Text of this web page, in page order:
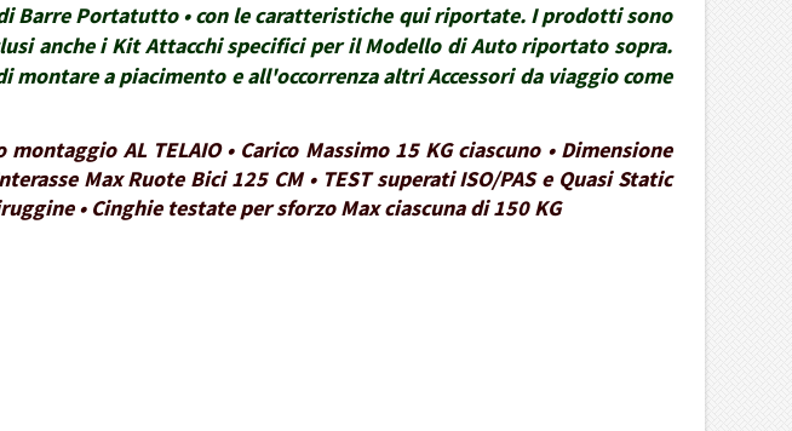
Barre Portatutto • con le caratteristiche qui riportate. I prodotti sono
anche i Kit Attacchi specifici per il Modello di Auto riportato sopra.
a piacimento e all'occorrenza altri Accessori da viaggio come
AL TELAIO • Carico Massimo 15 KG ciascuno • Dimensione
Max Ruote Bici 125 CM • TEST superati ISO/PAS e Quasi Static
• Cinghie testate per sforzo Max ciascuna di 150 KG